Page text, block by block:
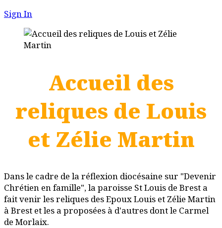
Sign In
Accueil des
reliques de Louis
et Zélie Martin
Dans le cadre de la réflexion diocésaine sur "Devenir
Chrétien en famille", la paroisse St Louis de Brest a
fait venir les reliques des Epoux Louis et Zélie Martin
à Brest et les a proposées à d'autres dont le Carmel
de Morlaix.